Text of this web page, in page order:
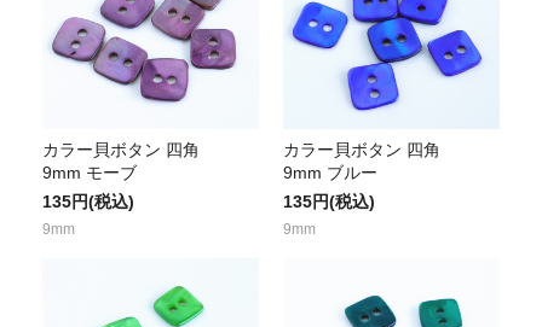
カラー貝ボタン 四角
9mm モーブ
135円(税込)
9mm
カラー貝ボタン 四角
9mm ブルー
135円(税込)
9mm